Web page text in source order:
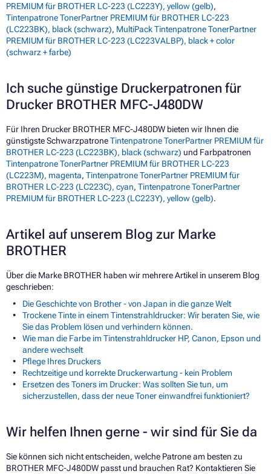
PREMIUM für BROTHER LC-223 (LC223Y), yellow (gelb),
Tintenpatrone TonerPartner PREMIUM für BROTHER LC-223
(LC223BK), black (schwarz), MultiPack Tintenpatrone TonerPartner
PREMIUM für BROTHER LC-223 (LC223VALBP), black + color
(schwarz + farbe)
Ich suche günstige Druckerpatronen für
Drucker BROTHER MFC-J480DW
Für Ihren Drucker BROTHER MFC-J480DW bieten wir Ihnen die
günstigste SchwarzpatroneTintenpatrone TonerPartner PREMIUM für
BROTHER LC-223 (LC223BK), black (schwarz) und Farbpatronen
Tintenpatrone TonerPartner PREMIUM für BROTHER LC-223
(LC223M), magenta, Tintenpatrone TonerPartner PREMIUM für
BROTHER LC-223 (LC223C), cyan, Tintenpatrone TonerPartner
PREMIUM für BROTHER LC-223 (LC223Y), yellow (gelb).
Artikel auf unserem Blog zur Marke
BROTHER
Über die Marke BROTHER haben wir mehrere Artikel in unserem Blog
geschrieben:
Die Geschichte von Brother - von Japan in die ganze Welt
Trockene Tinte in einem Tintenstrahldrucker: Wir beraten Sie, wie
Sie das Problem lösen und verhindern können.
Wie man die Farbe im Tintenstrahldrucker HP, Canon, Epson und
andere wechselt
Pflege Ihres Druckers
Rechtzeitige und korrekte Druckerwartung - kein Problem
Ersetzen des Toners im Drucker: Was sollten Sie tun, um
sicherzustellen, dass der neue Toner einwandfrei funktioniert?
Wir helfen Ihnen gerne - wir sind für Sie da
Sie können sich nicht entscheiden, welche Patrone am besten zu
BROTHER MFC-J480DW passt und brauchen Rat? Kontaktieren Sie